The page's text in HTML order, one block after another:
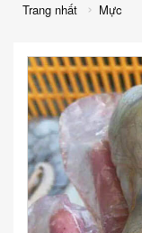
Trang nhất Mực